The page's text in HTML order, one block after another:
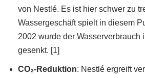
von Nestlé. Es ist hier schwer zu
Wassergeschäft spielt in diesem
2002 wurde der Wasserverbrauch
gesenkt. [1]
CO₂-Reduktion: Nestlé ergreift